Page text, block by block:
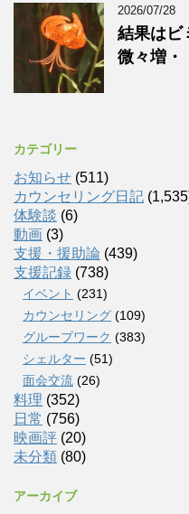
2026/07/28
結果はビ
微々増・
カテゴリー
お知らせ (511)
カウンセリング日記
体験談 (6)
動画 (3)
支援・援助論 (439)
支援記録 (738)
イベント (231)
カウンセリング (109)
グループワーク (383)
シェルター (51)
面会交流 (26)
料理 (352)
日常 (756)
映画評 (20)
未分類 (80)
アーカイブ